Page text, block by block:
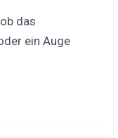
das
ein Auge